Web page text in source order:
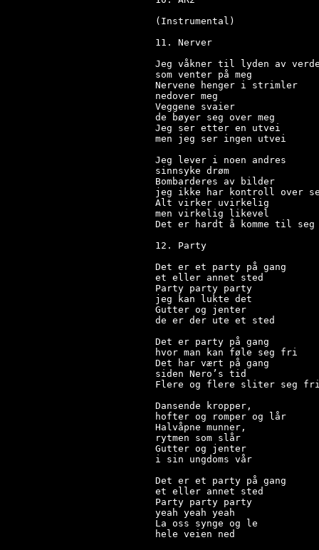
(Instrumental)
11. Nerver
Jeg våkner til lyden av
som venter på meg
Nervene henger i strimler
nedover meg
Veggene svaier
de bøyer seg over meg
Jeg ser etter en utvei
men jeg ser ingen utvei
Jeg lever i noen andres
sinnsyke drøm
Bombarderes av bilder
jeg ikke har kontroll over
Alt virker uvirkelig
men virkelig likevel
Det er hardt å komme til seg
12. Party
Det er et party på gang
et eller annet sted
Party party party
jeg kan lukte det
Gutter og jenter
de er der ute et sted
Det er party på gang
hvor man kan føle seg fri
Det har vært på gang
siden Nero’s tid
Flere og flere sliter seg
Dansende kropper,
hofter og romper og lår
Halvåpne munner,
rytmen som slår
Gutter og jenter
i sin ungdoms vår
Det er et party på gang
et eller annet sted
Party party party
yeah yeah yeah
La oss synge og le